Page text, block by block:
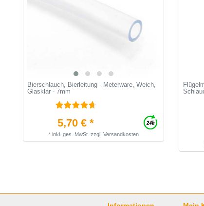
Bierschlauch, Bierleitung - Meterware, Weich,
Glasklar - 7mm
5,70 € *
* inkl. ges. MwSt. zzgl. Versandkosten